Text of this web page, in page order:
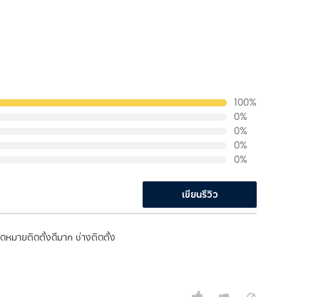
100%
0%
0%
0%
0%
เขียนรีวิว
ดหมายติดตั้งดีมาก ช่างติดตั้ง